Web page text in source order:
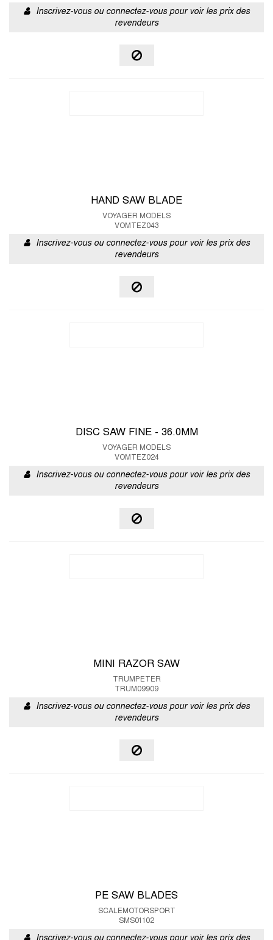
Inscrivez-vous ou connectez-vous pour voir les prix des
revendeurs
HAND SAW BLADE
VOYAGER MODELS
VOMTEZ043
Inscrivez-vous ou connectez-vous pour voir les prix des
revendeurs
DISC SAW FINE - 36.0MM
VOYAGER MODELS
VOMTEZ024
Inscrivez-vous ou connectez-vous pour voir les prix des
revendeurs
MINI RAZOR SAW
TRUMPETER
TRUM09909
Inscrivez-vous ou connectez-vous pour voir les prix des
revendeurs
PE SAW BLADES
SCALEMOTORSPORT
SMS01102